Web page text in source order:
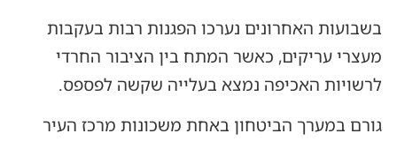
בשבועות האחרונים נערכו הפגנות רבות בעקבות
מעצרי עריקים, כאשר המתח בין הציבור החרדי
לרשויות האכיפה נמצא בעלייה שקשה לפספס.
גורם במערך הביטחון באחת משכונות מרכז העיר